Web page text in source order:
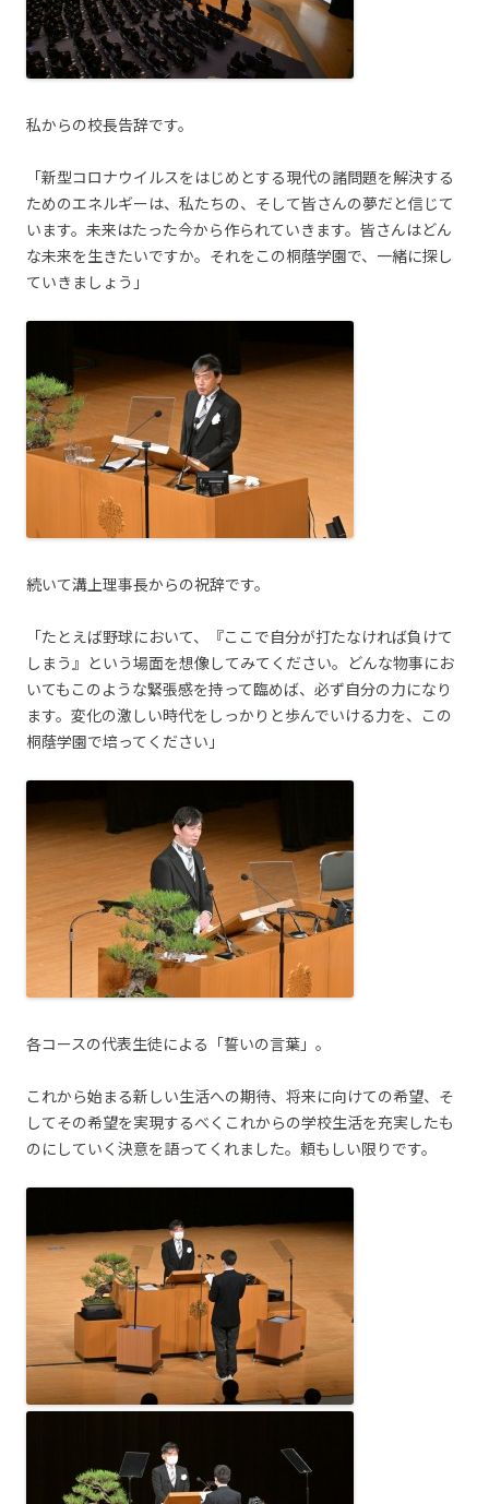
私からの校長告辞です。
「新型コロナウイルスをはじめとする現代の諸問題を解決する
ためのエネルギーは、私たちの、そして皆さんの夢だと信じて
います。未来はたった今から作られていきます。皆さんはどん
な未来を生きたいですか。それをこの桐蔭学園で、一緒に探し
ていきましょう」
続いて溝上理事長からの祝辞です。
「たとえば野球において、『ここで自分が打たなければ負けて
しまう』という場面を想像してみてください。どんな物事にお
いてもこのような緊張感を持って臨めば、必ず自分の力になり
ます。変化の激しい時代をしっかりと歩んでいける力を、この
桐蔭学園で培ってください」
各コースの代表生徒による「誓いの言葉」。
これから始まる新しい生活への期待、将来に向けての希望、そ
してその希望を実現するべくこれからの学校生活を充実したも
のにしていく決意を語ってくれました。頼もしい限りです。